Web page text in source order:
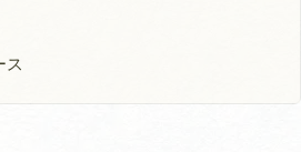
ス